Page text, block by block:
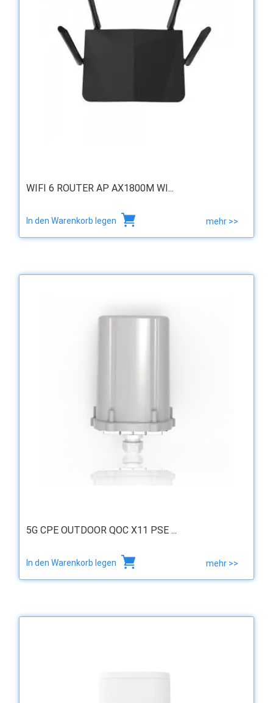
WIFI 6 ROUTER AP AX1800M WI...
In den Warenkorb legen mehr >>
5G CPE OUTDOOR QOC X11 PSE ...
In den Warenkorb legen mehr >>